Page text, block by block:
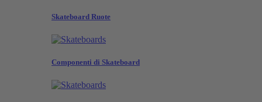
Skateboard Ruote
Componenti di Skateboard